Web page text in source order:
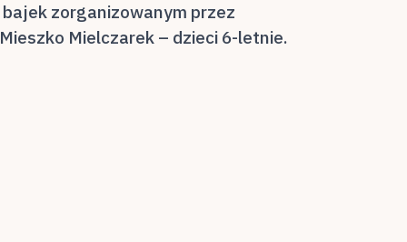
zorganizowanym przez
Mielczarek – dzieci 6-letnie.